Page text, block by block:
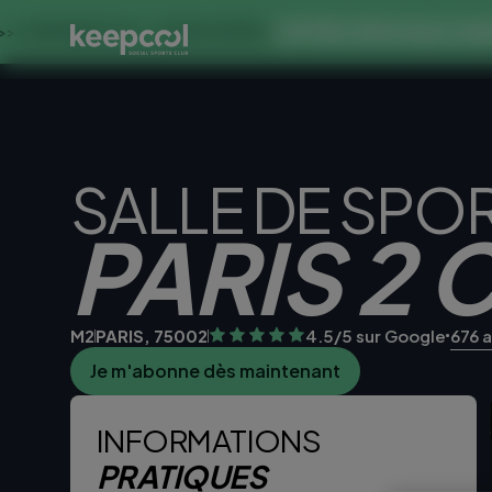
0€ << OFFRE LIMITÉE ☀️OFFRE SPECIALE DANS CE
SALLE DE
PARIS 2
M2PARIS, 75002 4.5/5 sur Google 676
Je m'abonne dès maintenant
INFORMATIONS
PRATIQUES